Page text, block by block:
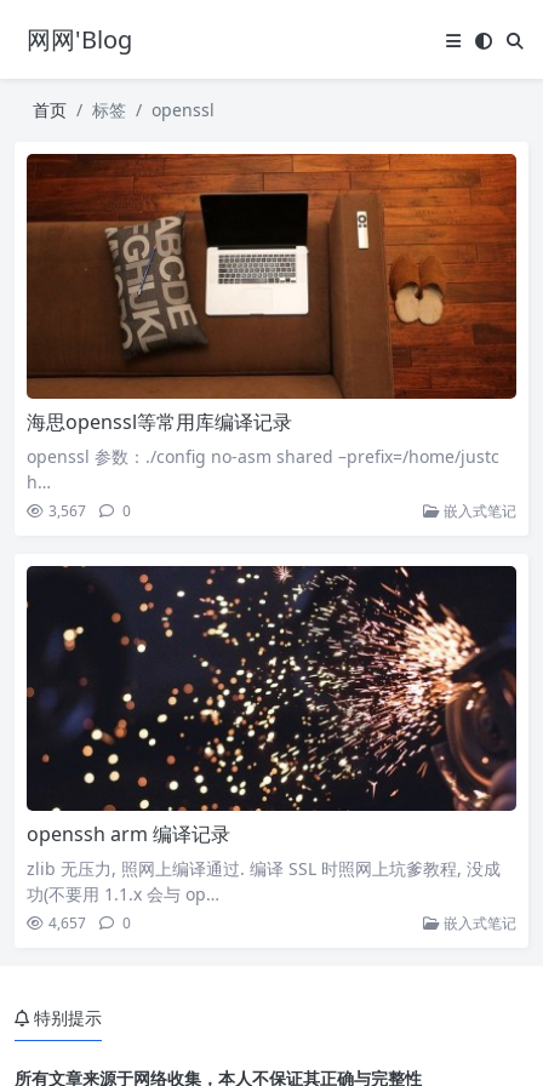
网网'Blog
首页 标签 openssl
海思openssl等常用库编译记录
openssl 参数：./config no-asm shared –prefix=/home/justc
h…
3,567 0 嵌入式笔记
openssh arm 编译记录
zlib 无压力, 照网上编译通过. 编译 SSL 时照网上坑爹教程, 没成
功(不要用 1.1.x 会与 op…
4,657 0 嵌入式笔记
特别提示
所有文章来源于网络收集，本人不保证其正确与完整性